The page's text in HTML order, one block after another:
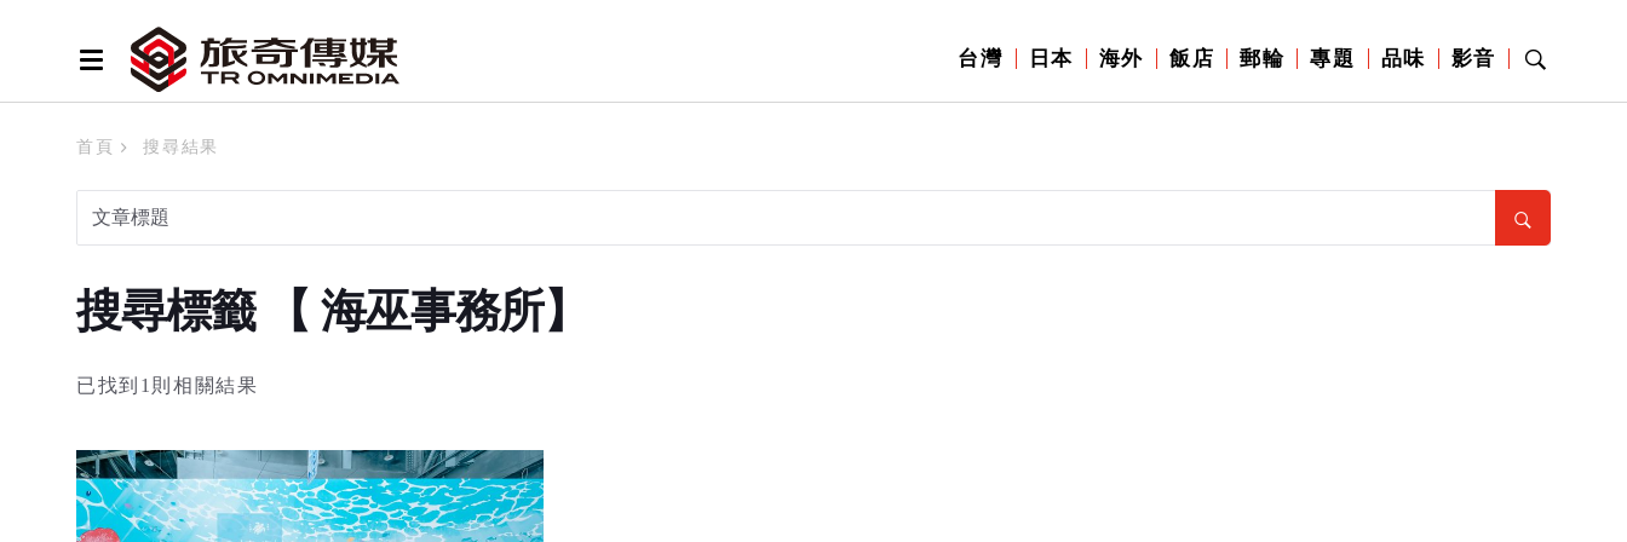
台灣 日本 海外 飯店 郵輪 專題 品味 影音
首頁 搜尋結果
搜尋標籤 【 海巫事務所】
已找到1則相關結果